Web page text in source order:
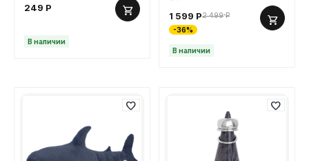
249 Р
В наличии
1 599 Р2 499 Р
-36%
В наличии